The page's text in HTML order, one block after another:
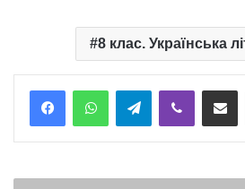
8 клас. Українська
TelegramViber